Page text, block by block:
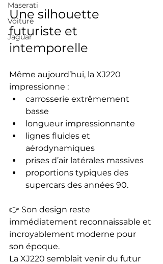
Maserati
Voiture
Jaguar
Une silhouette
futuriste et
intemporelle
Même aujourd’hui, la XJ220
impressionne :
carrosserie extrêmement
basse
longueur impressionnante
lignes fluides et
aérodynamiques
prises d’air latérales massives
proportions typiques des
supercars des années 90.
👉 Son design reste
immédiatement reconnaissable et
incroyablement moderne pour
son époque.
La XJ220 semblait venir du futur